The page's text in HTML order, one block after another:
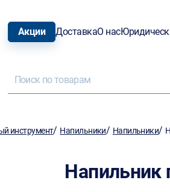
Акции ДоставкаО нас
инструмент/ Напильники/ Напильники/
Напильник